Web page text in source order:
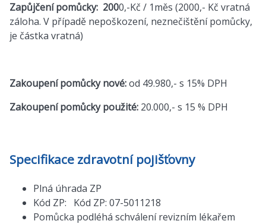
Zapůjčení pomůcky: 2000,-Kč / 1měs (2000,- Kč vratná
záloha. V případě nepoškození, neznečištění pomůcky,
je částka vratná)
Zakoupení pomůcky nové:od 49.980,- s 15% DPH
Zakoupení pomůcky použité: 20.000,- s 15 % DPH
Specifikace zdravotní pojišťovny
Plná úhrada ZP
Kód ZP: Kód ZP: 07-5011218
Pomůcka podléhá schválení revizním lékařem